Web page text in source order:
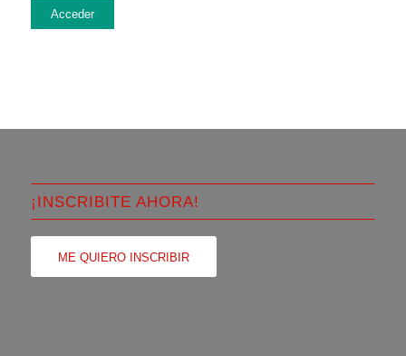
Acceder
¡INSCRIBITE AHORA!
ME QUIERO INSCRIBIR